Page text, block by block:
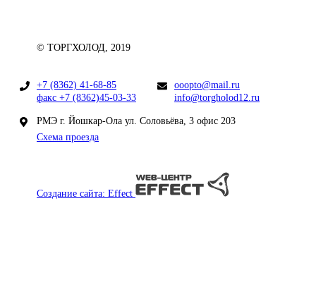
© ТОРГХОЛОД, 2019
+7 (8362) 41-68-85
факс +7 (8362)45-03-33
ooopto@mail.ru
info@torgholod12.ru
РМЭ г. Йошкар-Ола ул. Соловьёва, 3 офис 203
Схема проезда
Создание сайта: Effect